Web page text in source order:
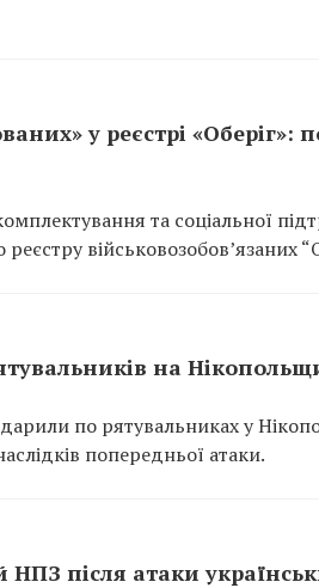
у реєстрі
та соціальної
військовозобов’язаних
на
по рятувальниках у
попередньої атаки.
НПЗ після атаки